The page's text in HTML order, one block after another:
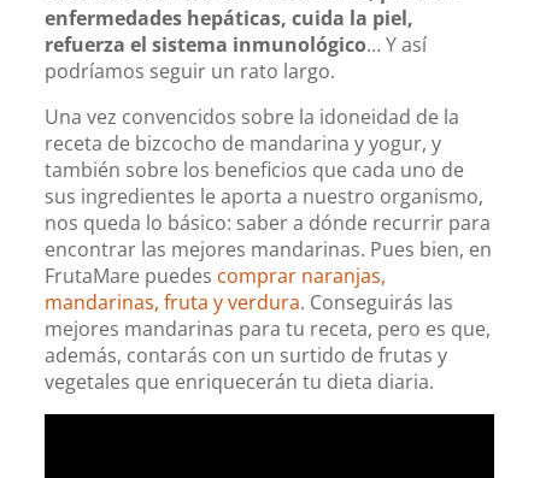
enfermedades hepáticas, cuida la piel,
refuerza el sistema inmunológico… Y así
podríamos seguir un rato largo.
Una vez convencidos sobre la idoneidad de la
receta de bizcocho de mandarina y yogur, y
también sobre los beneficios que cada uno de
sus ingredientes le aporta a nuestro organismo,
nos queda lo básico: saber a dónde recurrir para
encontrar las mejores mandarinas. Pues bien, en
FrutaMare puedes comprar naranjas,
mandarinas, fruta y verdura. Conseguirás las
mejores mandarinas para tu receta, pero es que,
además, contarás con un surtido de frutas y
vegetales que enriquecerán tu dieta diaria.